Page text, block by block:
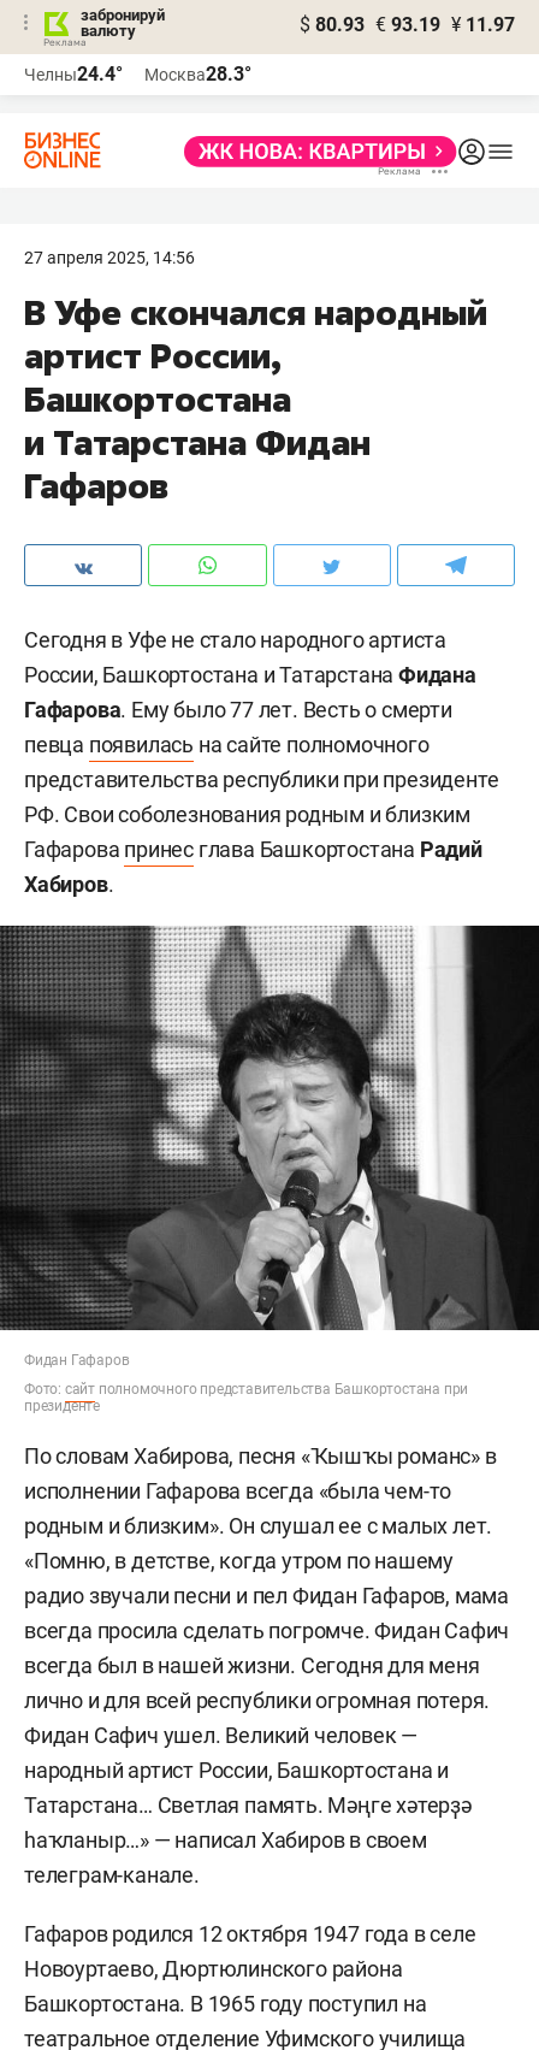
забронируй
валюту
$ 80.93 € 93.19 ¥ 11.97
Челны24.4° Москва28.3°
27 апреля 2025, 14:56
В Уфе скончался народный
артист России,
Башкортостана
и Татарстана Фидан
Гафаров
Сегодня в Уфе не стало народного артиста
России, Башкортостана и Татарстана Фидана
Гафарова. Ему было 77 лет. Весть о смерти
певца появилась на сайте полномочного
представительства республики при президенте
РФ. Свои соболезнования родным и близким
Гафарова принес глава Башкортостана Радий
Хабиров.
Фидан Гафаров
Фото: сайт полномочного представительства Башкортостана при
президенте
По словам Хабирова, песня «Ҡышҡы романс» в
исполнении Гафарова всегда «была чем-то
родным и близким». Он слушал ее с малых лет.
«Помню, в детстве, когда утром по нашему
радио звучали песни и пел Фидан Гафаров, мама
всегда просила сделать погромче. Фидан Сафич
всегда был в нашей жизни. Сегодня для меня
лично и для всей республики огромная потеря.
Фидан Сафич ушел. Великий человек —
народный артист России, Башкортостана и
Татарстана… Светлая память. Мәңге хәтерҙә
һаҡланыр…» — написал Хабиров в своем
телеграм-канале.
Гафаров родился 12 октября 1947 года в селе
Новоуртаево, Дюртюлинского района
Башкортостана. В 1965 году поступил на
театральное отделение Уфимского училища